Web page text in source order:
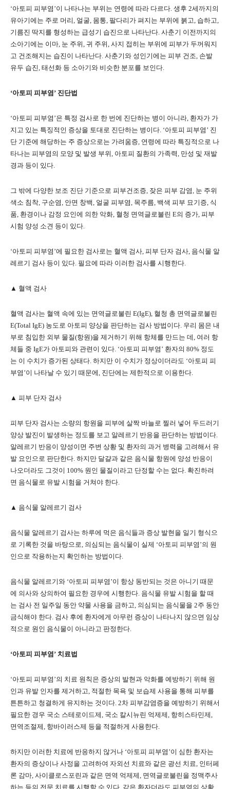
‘아토피 피부염’이 나타나는 부위는 연령에 따라 다르다. 생후 2세까지의
유아기에는 주로 머리, 얼굴, 몸통, 팔다리가 펴지는 부위에 붉고, 습하고,
기름진 딱지를 형성하는 급성기 습진으로 나타난다. 사춘기 이전까지의
소아기에는 이마, 눈 주위, 귀 주위, 사지 접히는 부위에 피부가 두꺼워지
고 건조해지는 습진이 나타난다. 사춘기와 성인기에는 피부 건조, 손발
유두 습진, 태선화 등 소아기와 비슷한 분포를 보인다.
‘아토피 피부염’ 진단법
‘아토피 피부염’은 특정 검사로 한 번에 진단하는 병이 아니라, 환자가 가
지고 있는 특징적인 증상을 토대로 진단하는 병이다. ‘아토피 피부염’ 진
단 기준에 해당하는 주 증상으로는 가려움증, 연령에 따라 특징적으로 나
타나는 피부염의 모양 및 발생 부위, 아토피 질환의 가족력, 만성 및 재발
경과 등이 있다.
그 밖에 다양한 보조 진단 기준으로 피부건조증, 잦은 피부 감염, 눈 주위
색소 침착, 구순염, 안면 창백, 얼굴 피부염, 목주름, 백색 피부 묘기증, 식
품, 환경이나 감정 요인에 의한 악화, 혈청 면역글로불린 E의 증가, 피부
시험 양성 소견 등이 있다.
‘아토피 피부염’에 필요한 검사로는 혈액 검사, 피부 단자 검사, 음식물 알
레르기 검사 등이 있다. 필요에 따라 이러한 검사를 시행한다.
▲ 혈액 검사
혈액 검사는 혈액 속에 있는 면역글로불린 E(IgE), 혈청 총 면역글로불린
E(Total IgE) 농도로 아토피 양상을 판단하는 검사 방법이다. 우리 몸은 내
부로 침입한 외부 물질(항원)을 제거하기 위해 항체를 만드는 데, 여러 항
체들 중 IgE가 아토피와 관련이 있다. ‘아토피 피부염’ 환자의 80% 정도
는 이 수치가 증가된 상태다. 하지만 이 수치가 정상이더라도 ‘아토피 피
부염’이 나타날 수 있기 때문에, 진단에는 제한적으로 이용한다.
▲ 피부 단자 검사
피부 단자 검사는 소량의 항원을 피부에 살짝 바늘로 찔러 넣어 두드러기
양상 발진이 발생하는 정도를 보고 알레르기 반응을 판단하는 방법이다.
알레르기 반응이 양성이면 주변 상황 및 환자의 과거 병력을 고려해서 유
발 요인으로 판단한다. 하지만 달걀과 같은 음식물 항원에 양성 반응이
나오더라도 그것이 100% 원인 물질이라고 단정할 수는 없다. 확진하려
면 음식물로 유발 시험을 거쳐야 한다.
▲ 음식물 알레르기 검사
음식물 알레르기 검사는 하루에 먹은 음식들과 증상 발현을 일기 형식으
로 기록한 것을 바탕으로, 의심되는 음식물이 실제 ‘아토피 피부염’의 원
인으로 작용하는지 확인하는 방법이다.
음식물 알레르기와 ‘아토피 피부염’이 항상 동반되는 것은 아니기 때문
에 의사와 상의하여 필요한 경우에 시행한다. 음식물 유발 시험을 할 때
는 검사 전 일주일 동안 약물 사용을 금하고, 의심되는 음식물을 2주 동안
금식해야 한다. 검사 후에 환자에게 아무런 증상이 나타나지 않으면 임상
적으로 원인 음식물이 아니라고 판정한다.
‘아토피 피부염’ 치료법
‘아토피 피부염’의 치료 원칙은 증상의 발현과 악화를 예방하기 위해 원
인과 유발 인자를 제거하고, 적절한 목욕 및 보습제 사용을 통해 피부를
튼튼하고 청결하게 유지하는 것이다. 2차 피부감염증을 예방하기 위해서
필요한 경우 국소 스테로이드제, 국소 칼시뉴린 억제제, 항히스타민제,
면역조절제, 항바이러스제 등을 적절하게 사용한다.
하지만 이러한 치료에 반응하지 않거나 ‘아토피 피부염’이 심한 환자는
환자의 증상이나 사정을 고려하여 자외선 치료와 같은 광선 치료, 인터페
론 감마, 사이클로스포린과 같은 면역 억제제, 면역글로불린을 정맥주사
하는 등의 전문 치료를 시행할 수 있다. 같은 환자더라도 피부염의 상황